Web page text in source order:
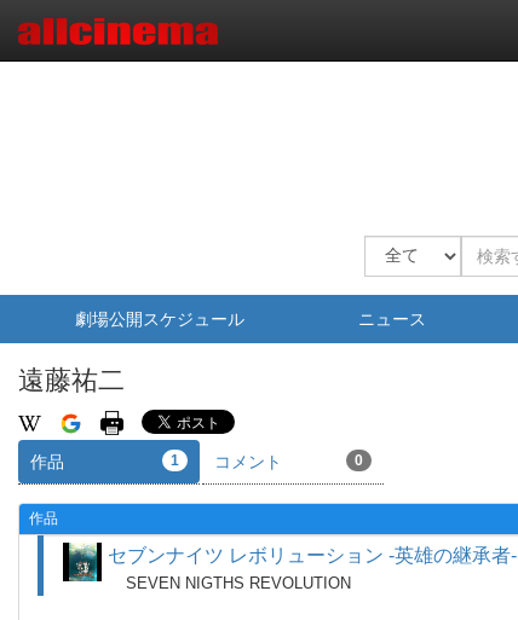
劇場公開スケジュール ニュース
遠藤祐二
作品 1 コメント 0
作品
セブンナイツ レボリューション -英雄の継承者-
SEVEN NIGTHS REVOLUTION